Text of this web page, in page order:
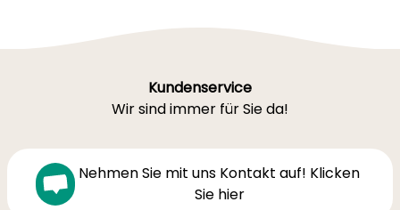
Kundenservice
Wir sind immer für Sie da!
Nehmen Sie mit uns Kontakt auf! Klicken
Sie hier